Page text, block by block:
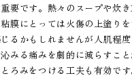
要です。熱々のスープや炊
膜にとっては火傷の上塗り
るかもしれませんが人肌程
みる痛みを劇的に減らすこ
ろみをつける工夫も有効で